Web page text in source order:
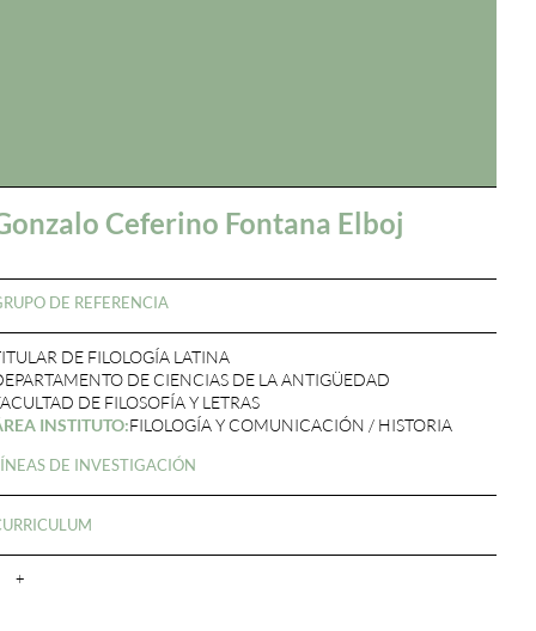
Ceferino Fontana Elboj
DE REFERENCIA
DE FILOLOGÍA LATINA
DE CIENCIAS DE LA ANTIGÜEDAD
DE FILOSOFÍA Y LETRAS
INSTITUTO:FILOLOGÍA Y COMUNICACIÓN / HISTORIA
DE INVESTIGACIÓN
+